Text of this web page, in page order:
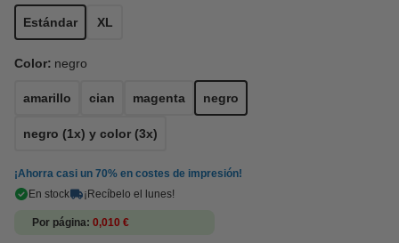
Estándar XL
Color: negro
amarillo cian magenta negro
negro (1x) y color (3x)
¡Ahorra casi un 70% en costes de impresión!
En stock
¡Recíbelo el lunes!
Por página 0,010 €